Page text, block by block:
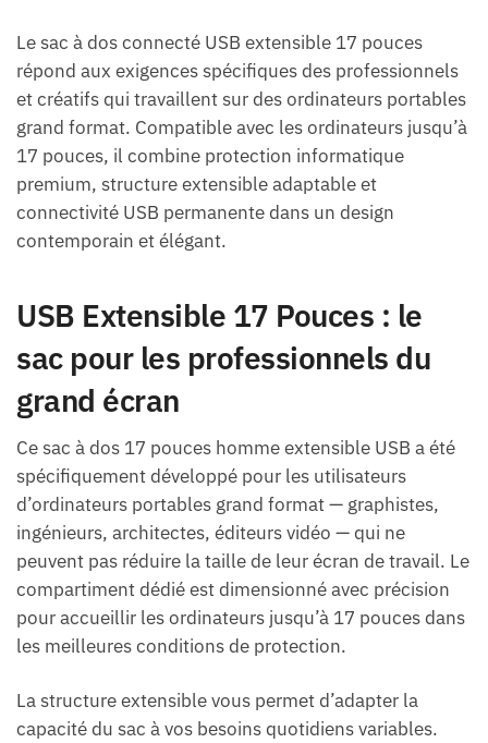
Le sac à dos connecté USB extensible 17 pouces
répond aux exigences spécifiques des professionnels
et créatifs qui travaillent sur des ordinateurs portables
grand format. Compatible avec les ordinateurs jusqu’à
17 pouces, il combine protection informatique
premium, structure extensible adaptable et
connectivité USB permanente dans un design
contemporain et élégant.
USB Extensible 17 Pouces : le
sac pour les professionnels du
grand écran
Ce sac à dos 17 pouces homme extensible USB a été
spécifiquement développé pour les utilisateurs
d’ordinateurs portables grand format — graphistes,
ingénieurs, architectes, éditeurs vidéo — qui ne
peuvent pas réduire la taille de leur écran de travail. Le
compartiment dédié est dimensionné avec précision
pour accueillir les ordinateurs jusqu’à 17 pouces dans
les meilleures conditions de protection.
La structure extensible vous permet d’adapter la
capacité du sac à vos besoins quotidiens variables.